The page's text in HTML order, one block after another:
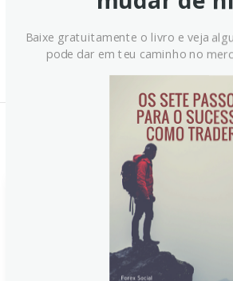
Notícias Relacionadas:
Baixe gratuitamente o livro e veja
pode dar em teu caminho no